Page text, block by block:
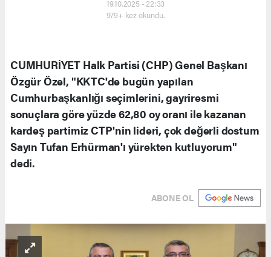
19.10.2025 - 22:33
979+ kez okundu.
CUMHURİYET Halk Partisi (CHP) Genel Başkanı
Özgür Özel, "KKTC'de bugün yapılan
Cumhurbaşkanlığı seçimlerini, gayriresmi
sonuçlara göre yüzde 62,80 oy oranı ile kazanan
kardeş partimiz CTP'nin lideri, çok değerli dostum
Sayın Tufan Erhürman'ı yürekten kutluyorum"
dedi.
ABONE OL